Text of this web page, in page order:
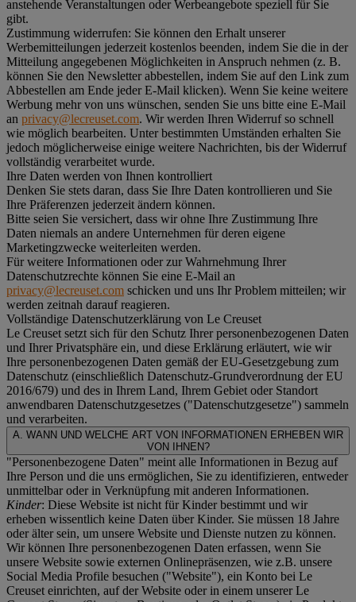
anstehende Veranstaltungen oder Werbeangebote speziell für Sie
gibt.
Zustimmung widerrufen: Sie können den Erhalt unserer
Werbemitteilungen jederzeit kostenlos beenden, indem Sie die in der
Mitteilung angegebenen Möglichkeiten in Anspruch nehmen (z. B.
können Sie den Newsletter abbestellen, indem Sie auf den Link zum
Abbestellen am Ende jeder E-Mail klicken). Wenn Sie keine weitere
Werbung mehr von uns wünschen, senden Sie uns bitte eine E-Mail
an privacy@lecreuset.com. Wir werden Ihren Widerruf so schnell
wie möglich bearbeiten. Unter bestimmten Umständen erhalten Sie
jedoch möglicherweise einige weitere Nachrichten, bis der Widerruf
vollständig verarbeitet wurde.
Ihre Daten werden von Ihnen kontrolliert
Denken Sie stets daran, dass Sie Ihre Daten kontrollieren und Sie
Ihre Präferenzen jederzeit ändern können.
Bitte seien Sie versichert, dass wir ohne Ihre Zustimmung Ihre
Daten niemals an andere Unternehmen für deren eigene
Marketingzwecke weiterleiten werden.
Für weitere Informationen oder zur Wahrnehmung Ihrer
Datenschutzrechte können Sie eine E-Mail an
privacy@lecreuset.com schicken und uns Ihr Problem mitteilen; wir
werden zeitnah darauf reagieren.
Vollständige Datenschutzerklärung von Le Creuset
Le Creuset setzt sich für den Schutz Ihrer personenbezogenen Daten
und Ihrer Privatsphäre ein, und diese Erklärung erläutert, wie wir
Ihre personenbezogenen Daten gemäß der EU-Gesetzgebung zum
Datenschutz (einschließlich Datenschutz-Grundverordnung der EU
2016/679) und des in Ihrem Land, Ihrem Gebiet oder Standort
anwendbaren Datenschutzgesetzes ("Datenschutzgesetze") sammeln
und verarbeiten.
A. WANN UND WELCHE ART VON INFORMATIONEN ERHEBEN WIR
VON IHNEN?
"Personenbezogene Daten" meint alle Informationen in Bezug auf
Ihre Person und die uns ermöglichen, Sie zu identifizieren, entweder
unmittelbar oder in Verknüpfung mit anderen Informationen.
Kinder: Diese Website ist nicht für Kinder bestimmt und wir
erheben wissentlich keine Daten über Kinder. Sie müssen 18 Jahre
oder älter sein, um unsere Website und Dienste nutzen zu können.
Wir können Ihre personenbezogenen Daten erfassen, wenn Sie
unsere Website sowie externen Onlinepräsenzen, wie z.B. unsere
Social Media Profile besuchen ("Website"), ein Konto bei Le
Creuset einrichten, auf der Website oder in einem unserer Le